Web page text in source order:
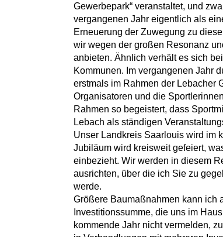
Gewerbepark“ veranstaltet, und
vergangenen Jahr eigentlich als
Erneuerung der Zuwegung zu
wir wegen der großen Resonanz
anbieten. Ähnlich verhält es sich
Kommunen. Im vergangenen Jahr
erstmals im Rahmen der Lebacher
Organisatoren und die
Rahmen so begeistert, dass
Lebach als ständigen
Unser Landkreis Saarlouis wird im
Jubiläum wird kreisweit gefeiert,
einbezieht. Wir werden in diesem
ausrichten, über die ich Sie zu
werde.
Größere Baumaßnahmen kann ich
Investitionssumme, die uns im
kommende Jahr nicht vermelden,